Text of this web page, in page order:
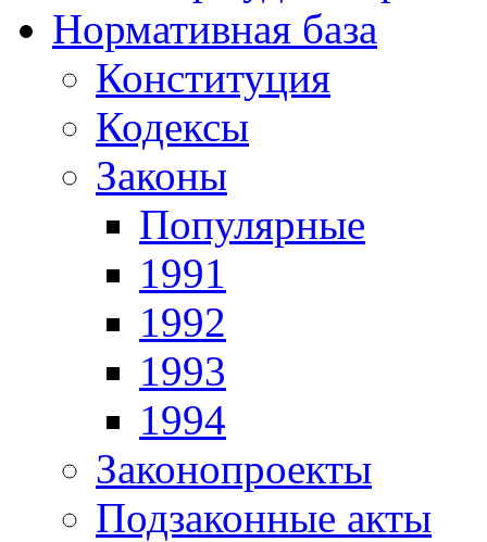
Нормативная база
Конституция
Кодексы
Законы
Популярные
1991
1992
1993
1994
Законопроекты
Подзаконные акты